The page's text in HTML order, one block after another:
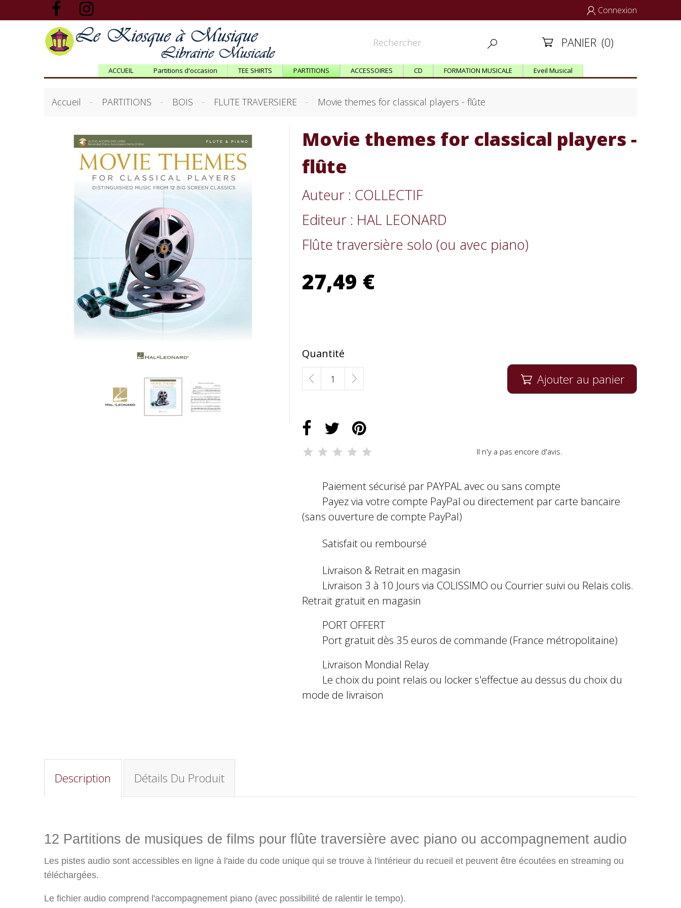
 Connexion
  PANIER (0)
ACCUEIL Partitions d'occasion TEE SHIRTS PARTITIONS ACCESSOIRES CD FORMATION MUSICALE Eveil Musical
Accueil PARTITIONS BOIS FLUTE TRAVERSIERE Movie themes for classical players - flûte
Movie themes for classical players -
flûte
Auteur : COLLECTIF
Editeur : HAL LEONARD
Flûte traversière solo (ou avec piano)
27,49 €
Quantité
 Ajouter au panier
Il n'y a pas encore d'avis.
Paiement sécurisé par PAYPAL avec ou sans compte
Payez via votre compte PayPal ou directement par carte bancaire
(sans ouverture de compte PayPal)
Satisfait ou remboursé
Livraison & Retrait en magasin
Livraison 3 à 10 Jours via COLISSIMO ou Courrier suivi ou Relais colis.
Retrait gratuit en magasin
PORT OFFERT
Port gratuit dès 35 euros de commande (France métropolitaine)
Livraison Mondial Relay
Le choix du point relais ou locker s'effectue au dessus du choix du
mode de livraison
Description Détails Du Produit
12 Partitions de musiques de films pour flûte traversière avec piano ou accompagnement audio
Les pistes audio sont accessibles en ligne à l'aide du code unique qui se trouve à l'intérieur du recueil et peuvent être écoutées en streaming ou
téléchargées.
Le fichier audio comprend l'accompagnement piano (avec possibilité de ralentir le tempo).